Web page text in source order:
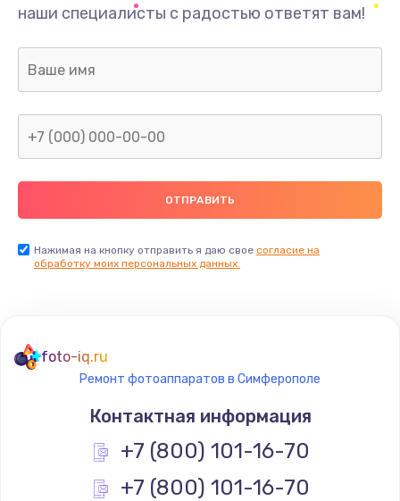
наши специалисты с радостью ответят вам!
Нажимая на кнопку отправить я даю свое согласие на
обработку моих персональных данных.
foto-iq.ru
Ремонт фотоаппаратов в Симферополе
Контактная информация
+7 (800) 101-16-70
+7 (800) 101-16-70